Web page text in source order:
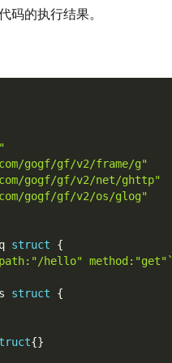
码的执行结果。
gogf/gf/v2/frame/g"
gogf/gf/v2/net/ghttp"
gogf/gf/v2/os/glog"
struct
{
hello"
struct
{
{}